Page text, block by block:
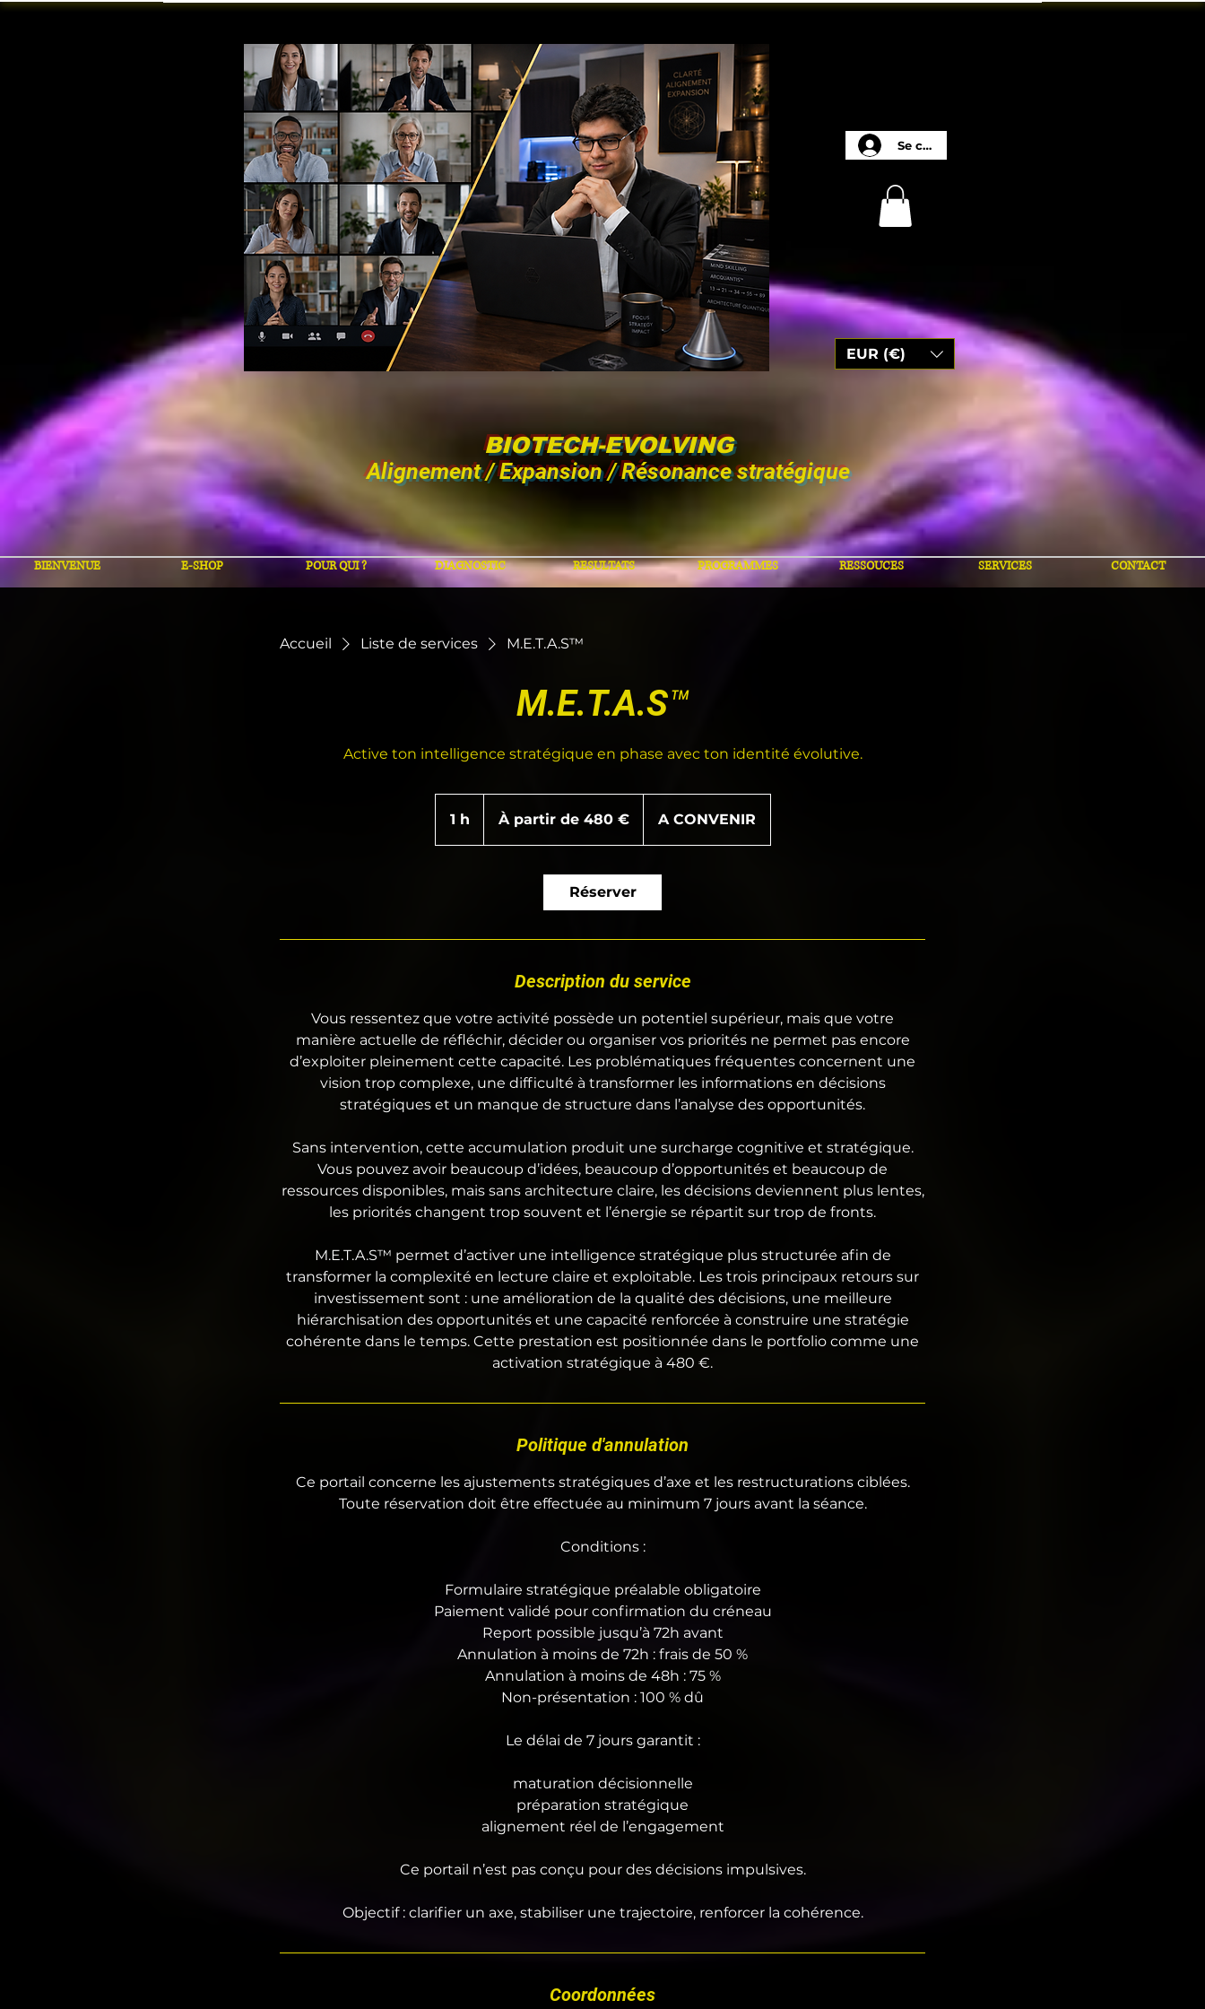
Se connecter
EUR (€)
BIOTECH-EVOLVING
Alignement / Expansion / Résonance stratégique
BIENVENUE E-SHOP POUR QUI ? DIAGNOSTIC RESULTATS PROGRAMMES RESSOUCES SERVICES CONTACT
Accueil Liste de services M.E.T.A.S™
M.E.T.A.S™
Active ton intelligence stratégique en phase avec ton identité évolutive.
1 h
partir
À partir de 480 € A CONVENIR
Réserver
Description du service
Vous ressentez que votre activité possède un potentiel supérieur, mais que votre
manière actuelle de réfléchir, décider ou organiser vos priorités ne permet pas encore
d’exploiter pleinement cette capacité. Les problématiques fréquentes concernent une
vision trop complexe, une difficulté à transformer les informations en décisions
stratégiques et un manque de structure dans l’analyse des opportunités.
Sans intervention, cette accumulation produit une surcharge cognitive et stratégique.
Vous pouvez avoir beaucoup d’idées, beaucoup d’opportunités et beaucoup de
ressources disponibles, mais sans architecture claire, les décisions deviennent plus lentes,
les priorités changent trop souvent et l’énergie se répartit sur trop de fronts.
M.E.T.A.S™ permet d’activer une intelligence stratégique plus structurée afin de
transformer la complexité en lecture claire et exploitable. Les trois principaux retours sur
investissement sont : une amélioration de la qualité des décisions, une meilleure
hiérarchisation des opportunités et une capacité renforcée à construire une stratégie
cohérente dans le temps. Cette prestation est positionnée dans le portfolio comme une
activation stratégique à 480 €.
Politique d'annulation
Ce portail concerne les ajustements stratégiques d’axe et les restructurations ciblées.
Toute réservation doit être effectuée au minimum 7 jours avant la séance.
Conditions :
Formulaire stratégique préalable obligatoire
Paiement validé pour confirmation du créneau
Report possible jusqu’à 72h avant
Annulation à moins de 72h : frais de 50 %
Annulation à moins de 48h : 75 %
Non-présentation : 100 % dû
Le délai de 7 jours garantit :
maturation décisionnelle
préparation stratégique
alignement réel de l’engagement
Ce portail n’est pas conçu pour des décisions impulsives.
Objectif : clarifier un axe, stabiliser une trajectoire, renforcer la cohérence.
Coordonnées